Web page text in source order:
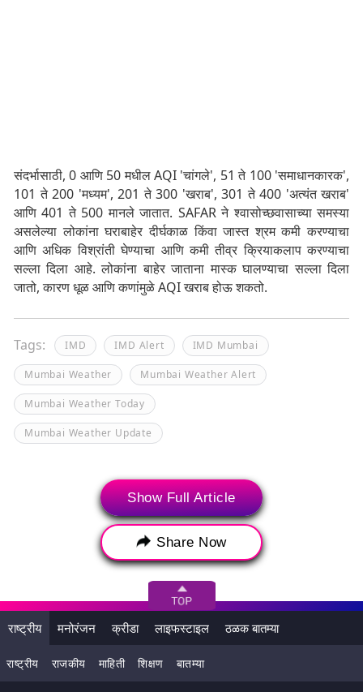
संदर्भासाठी, 0 आणि 50 मधील AQI 'चांगले', 51 ते 100 'समाधानकारक',
101 ते 200 'मध्यम', 201 ते 300 'खराब', 301 ते 400 'अत्यंत खराब'
आणि 401 ते 500 मानले जातात. SAFAR ने श्वासोच्छवासाच्या समस्या
असलेल्या लोकांना घराबाहेर दीर्घकाळ किंवा जास्त श्रम कमी करण्याचा
आणि अधिक विश्रांती घेण्याचा आणि कमी तीव्र क्रियाकलाप करण्याचा
सल्ला दिला आहे. लोकांना बाहेर जाताना मास्क घालण्याचा सल्ला दिला
जातो, कारण धूळ आणि कणांमुळे AQI खराब होऊ शकतो.
Tags: IMD IMD Alert IMD Mumbai
Mumbai Weather Mumbai Weather Alert
Mumbai Weather Today
Mumbai Weather Update
संबंधित बातम्या
Show Full Article
Share Now
राष्ट्रीय मनोरंजन क्रीडा लाइफस्टाइल ठळक बातम्या
राष्ट्रीय राजकीय माहिती शिक्षण बातम्या